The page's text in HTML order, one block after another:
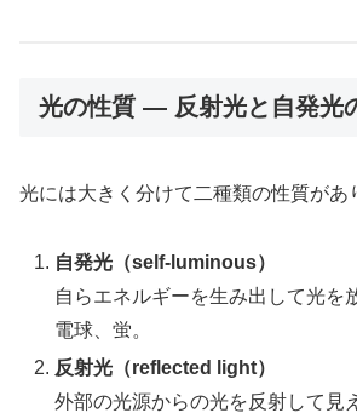
光の性質 ― 反射光と自発光
光には大きく分けて二種類の性質があ
自発光（self-luminous）
自らエネルギーを生み出して光を
電球、蛍。
反射光（reflected light）
外部の光源からの光を反射して見